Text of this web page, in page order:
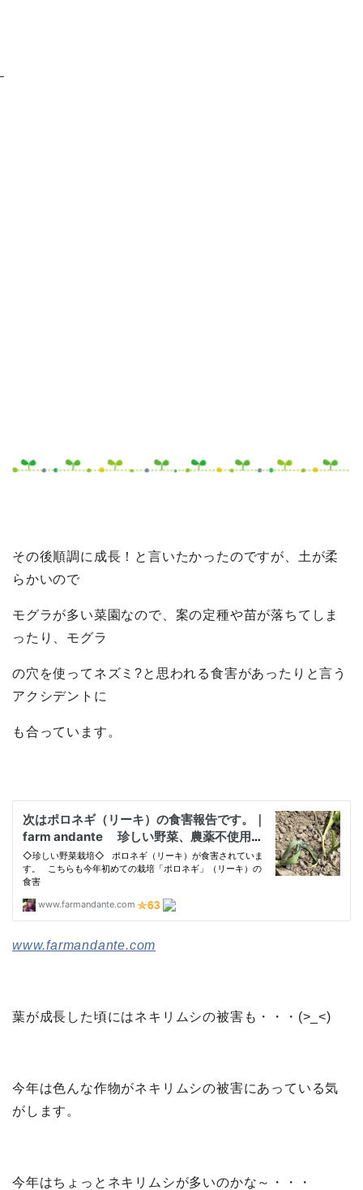
その後順調に成長！と言いたかったのですが、土が柔
らかいので
モグラが多い菜園なので、案の定種や苗が落ちてしま
ったり、モグラ
の穴を使ってネズミ?と思われる食害があったりと言う
アクシデントに
も合っています。
www.farmandante.com
葉が成長した頃にはネキリムシの被害も・・・(>_<)
今年は色んな作物がネキリムシの被害にあっている気
がします。
今年はちょっとネキリムシが多いのかな～・・・